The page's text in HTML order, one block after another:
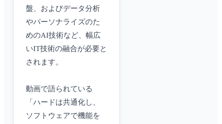
盤、およびデータ分析
やパーソナライズのた
めのAI技術など、幅広
いIT技術の融合が必要と
されます。
動画で語られている
「ハードは共通化し、
ソフトウェアで機能を